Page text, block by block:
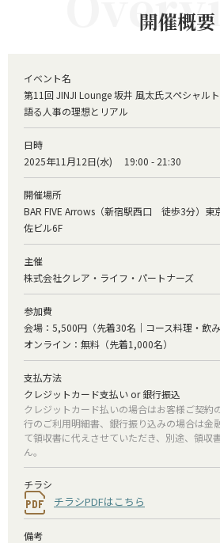
開催概要
イベント名
第11回 JINJI Lounge 坂井 風太氏スペシャル
語る人事の理想とリアル
日時
2025年11月12日(水) 19:00 - 21:30
開催場所
BAR FIVE Arrows（新宿駅西口 徒歩3分）東
佐ビル6F
主催
株式会社クレア・ライフ・パートナーズ
参加費
会場：5,500円（先着30名｜コース料理・飲み
オンライン：無料（先着1,000名）
支払方法
クレジットカード支払い or 銀行振込
クレジットカード払いの場合はお客様ご契約
行のご利用明細書、銀行振り込みの場合は金
て領収書に代えさせていただき、別途、領収
ん。
チラシ
チラシPDFはこちら
備考